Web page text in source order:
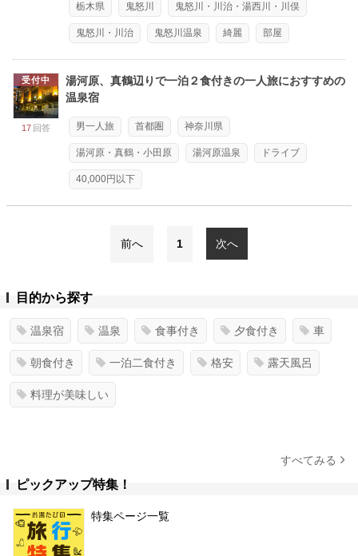
栃木県 鬼怒川 鬼怒川・川治・湯西川・川俣
鬼怒川・川治 鬼怒川温泉 綺麗 部屋
受付中
17 回答
湯河原、真鶴辺りで一泊２食付きの一人旅におすすめの
温泉宿
男一人旅 首都圏 神奈川県
湯河原・真鶴・小田原 湯河原温泉 ドライブ
40,000円以下
前へ 1 次へ
目的から探す
温泉宿 温泉 食事付き 夕食付き 車
朝食付き 一泊二食付き 格安 露天風呂
料理が美味しい
すべてみる
ピックアップ特集！
特集ページ一覧